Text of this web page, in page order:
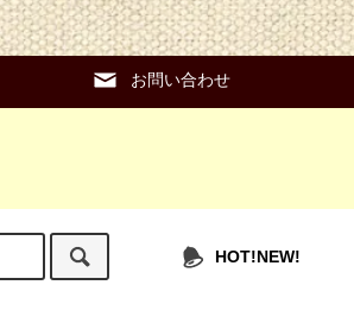
お問い合わせ
HOT!NEW!